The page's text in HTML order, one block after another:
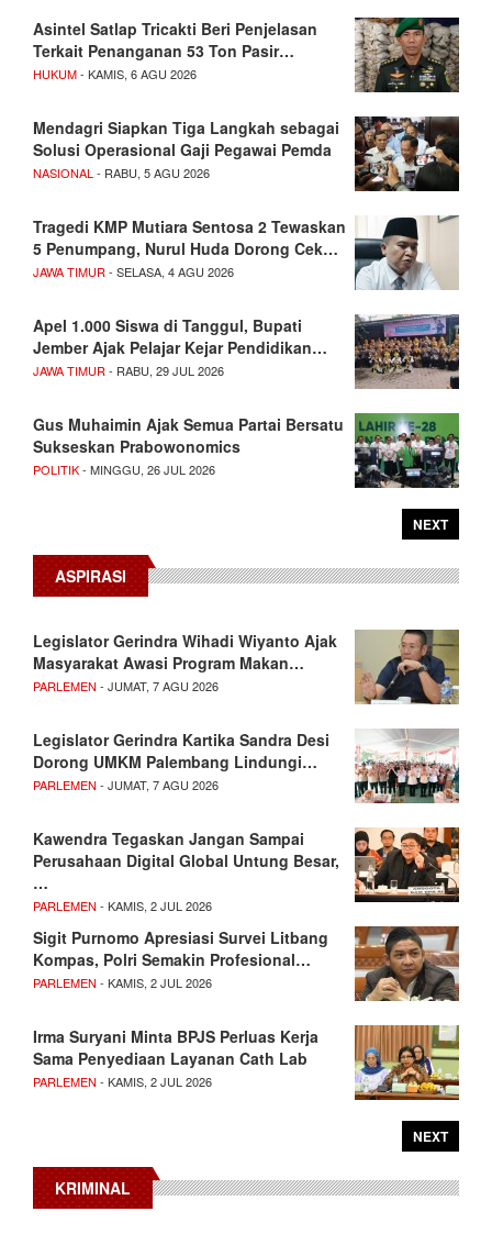
Asintel Satlap Tricakti Beri Penjelasan
Terkait Penanganan 53 Ton Pasir…
HUKUM- KAMIS, 6 AGU 2026
Mendagri Siapkan Tiga Langkah sebagai
Solusi Operasional Gaji Pegawai Pemda
NASIONAL - RABU, 5 AGU 2026
Tragedi KMP Mutiara Sentosa 2 Tewaskan
5 Penumpang, Nurul Huda Dorong Cek…
JAWA TIMUR - SELASA, 4 AGU 2026
Apel 1.000 Siswa di Tanggul, Bupati
Jember Ajak Pelajar Kejar Pendidikan…
JAWA TIMUR - RABU, 29 JUL 2026
Gus Muhaimin Ajak Semua Partai Bersatu
Sukseskan Prabowonomics
POLITIK- MINGGU, 26 JUL 2026
NEXT
ASPIRASI
Legislator Gerindra Wihadi Wiyanto Ajak
Masyarakat Awasi Program Makan…
PARLEMEN - JUMAT, 7 AGU 2026
Legislator Gerindra Kartika Sandra Desi
Dorong UMKM Palembang Lindungi…
PARLEMEN - JUMAT, 7 AGU 2026
Kawendra Tegaskan Jangan Sampai
Perusahaan Digital Global Untung Besar,
…
PARLEMEN - KAMIS, 2 JUL 2026
Sigit Purnomo Apresiasi Survei Litbang
Kompas, Polri Semakin Profesional…
PARLEMEN - KAMIS, 2 JUL 2026
Irma Suryani Minta BPJS Perluas Kerja
Sama Penyediaan Layanan Cath Lab
PARLEMEN - KAMIS, 2 JUL 2026
NEXT
KRIMINAL